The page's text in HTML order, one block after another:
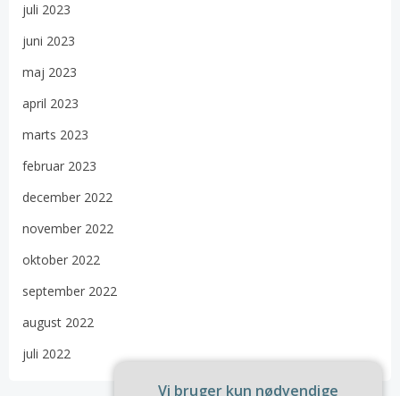
juli 2023
juni 2023
maj 2023
april 2023
marts 2023
februar 2023
december 2022
november 2022
oktober 2022
september 2022
august 2022
juli 2022
Vi bruger kun nødvendige